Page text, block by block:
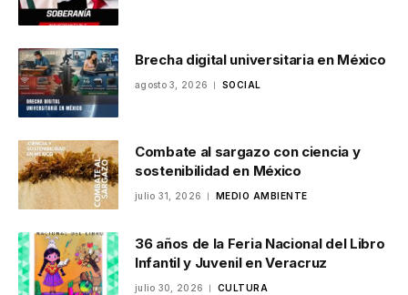
Brecha digital universitaria en México
agosto 3, 2026 SOCIAL
Combate al sargazo con ciencia y
sostenibilidad en México
julio 31, 2026 MEDIO AMBIENTE
36 años de la Feria Nacional del Libro
Infantil y Juvenil en Veracruz
julio 30, 2026 CULTURA